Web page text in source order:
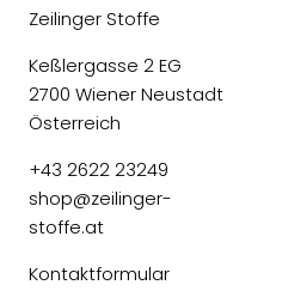
Zeilinger Stoffe
Keßlergasse 2 EG
2700 Wiener Neustadt
Österreich
+43 2622 23249
shop@zeilinger-
stoffe.at
Kontaktformular